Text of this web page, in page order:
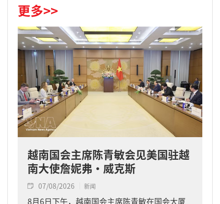
更多>>
越南国会主席陈青敏会见美国驻越
南大使詹妮弗·威克斯
07/08/2026 新闻
8月6日下午，越南国会主席陈青敏在国会大厦